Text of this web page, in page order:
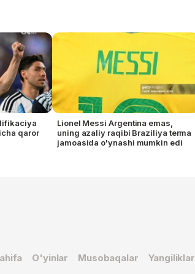
qaror
Lionel Messi Argentina emas,
uning azaliy raqibi Braziliya terma
jamoasida o'ynashi mumkin edi
O'yinlar Musobaqalar Yangiliklar